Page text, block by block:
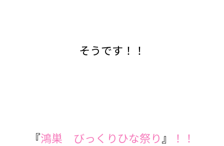
そうです！！
『鴻巣 びっくりひな祭り』 ！！